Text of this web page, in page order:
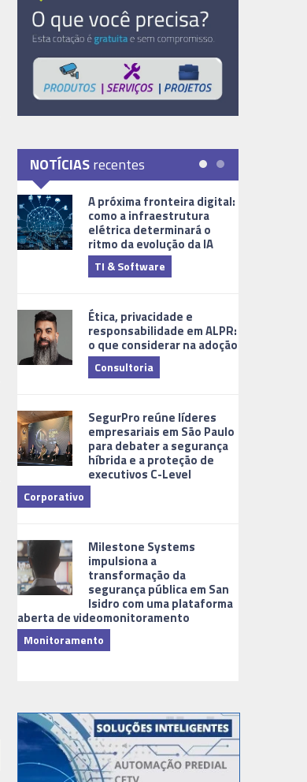
NOTÍCIASrecentes
A próxima fronteira digital:
como a infraestrutura
elétrica determinará o
ritmo da evolução da IA
TI & Software
Ética, privacidade e
responsabilidade em ALPR:
o que considerar na adoção
Consultoria
SegurPro reúne líderes
empresariais em São Paulo
para debater a segurança
híbrida e a proteção de
executivos C-Level
Corporativo
Milestone Systems
impulsiona a
transformação da
segurança pública em San
Isidro com uma plataforma
aberta de videomonitoramento
Monitoramento